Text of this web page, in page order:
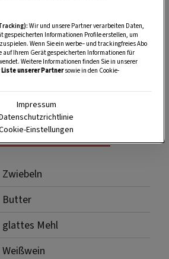
DRUCKEN
Zutaten
Zwiebeln
Butter
glattes Mehl
Weißwein
Wir und unsere Partner verarbeiten Daten,
gespeicherten Informationen Profile erstellen, um
Wenn Sie ein werbe– und trackingfreies Abo
auf Ihrem Gerät gespeicherten Informationen für
Weitere Informationen finden Sie in unserer
Liste unserer Partnersowie in den Cookie-
Impressum
Einstellungen